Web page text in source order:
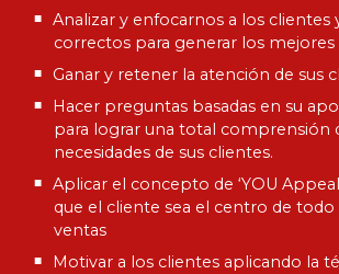
Analizar y enfocarnos a los
correctos para generar los mejores
Ganar y retener la atención de sus
Hacer preguntas basadas en su
para lograr una total comprensión
necesidades de sus clientes.
Aplicar el concepto de ‘YOU
que el cliente sea el centro de
ventas
Motivar a los clientes aplicando la